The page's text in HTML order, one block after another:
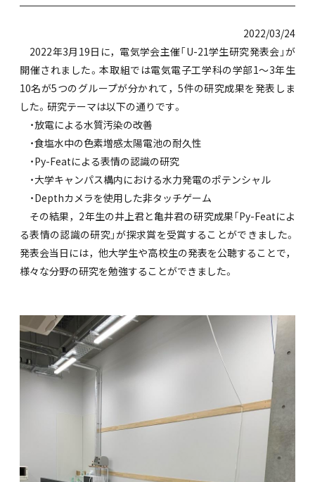
2022/03/24
2022年3月19日に，電気学会主催「U-21学生研究発表会」が
開催されました。本取組では電気電子工学科の学部1～3年生
10名が5つのグループが分かれて，5件の研究成果を発表しま
した。研究テーマは以下の通りです。
・放電による水質汚染の改善
・食塩水中の色素増感太陽電池の耐久性
・Py-Featによる表情の認識の研究
・大学キャンパス構内における水力発電のポテンシャル
・Depthカメラを使用した非タッチゲーム
その結果，2年生の井上君と亀井君の研究成果「Py-Featによ
る表情の認識の研究」が探求賞を受賞することができました。
発表会当日には，他大学生や高校生の発表を公聴することで，
様々な分野の研究を勉強することができました。